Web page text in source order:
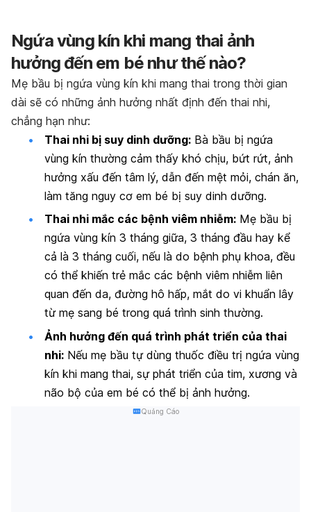
Ngứa vùng kín khi mang thai ảnh
hưởng đến em bé như thế nào?
Mẹ bầu bị ngứa vùng kín khi mang thai trong thời gian
dài sẽ có những ảnh hưởng nhất định đến thai nhi,
chẳng hạn như:
Thai nhi bị suy dinh dưỡng: Bà bầu bị ngứa
vùng kín thường cảm thấy khó chịu, bứt rứt, ảnh
hưởng xấu đến tâm lý, dẫn đến mệt mỏi, chán ăn,
làm tăng nguy cơ em bé bị suy dinh dưỡng.
Thai nhi mắc các bệnh viêm nhiễm: Mẹ bầu bị
ngứa vùng kín 3 tháng giữa, 3 tháng đầu hay kể
cả là 3 tháng cuối, nếu là do bệnh phụ khoa, đều
có thể khiến trẻ mắc các bệnh viêm nhiễm liên
quan đến da, đường hô hấp, mắt do vi khuẩn lây
từ mẹ sang bé trong quá trình sinh thường.
Ảnh hưởng đến quá trình phát triển của thai
nhi: Nếu mẹ bầu tự dùng thuốc điều trị ngứa vùng
kín khi mang thai, sự phát triển của tim, xương và
não bộ của em bé có thể bị ảnh hưởng.
Quảng Cáo